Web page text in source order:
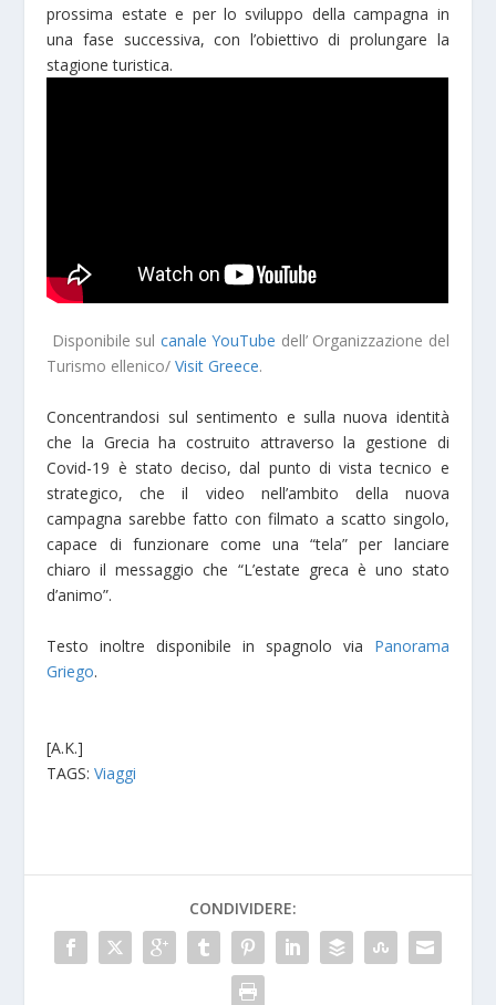
prossima estate e per lo sviluppo della campagna in
una fase successiva, con l’obiettivo di prolungare la
stagione turistica.
Disponibile sul canale YouTube dell’ Organizzazione del
Turismo ellenico/Visit Greece.
Concentrandosi sul sentimento e sulla nuova identità
che la Grecia ha costruito attraverso la gestione di
Covid-19 è stato deciso, dal punto di vista tecnico e
strategico, che il video nell’ambito della nuova
campagna sarebbe fatto con filmato a scatto singolo,
capace di funzionare come una “tela” per lanciare
chiaro il messaggio che “L’estate greca è uno stato
d’animo”.
Testo inoltre disponibile in spagnolo via Panorama
Griego.
[A.K.]
TAGS:Viaggi
CONDIVIDERE: